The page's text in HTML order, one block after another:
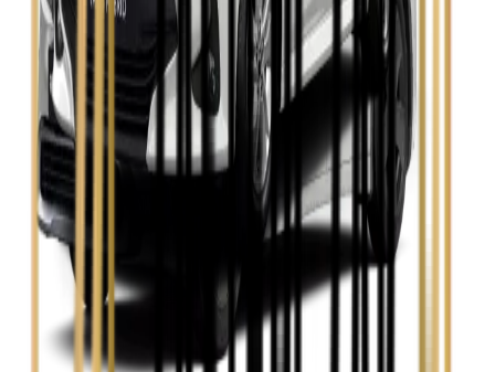
Skoda Octavia
Zobacz
Toyota Avensis
Zobacz
Toyota Camry
Zobacz
Toyota Corolla
Toyota Prius